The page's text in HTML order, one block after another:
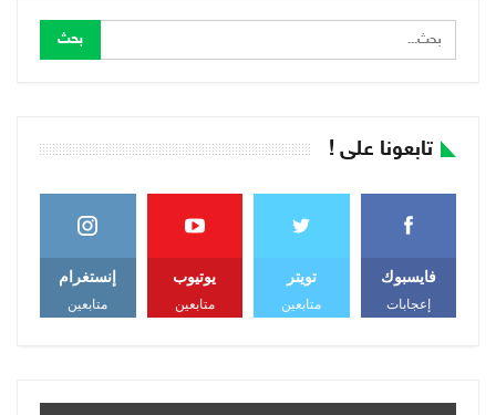
تابعونا على !
فايسبوك
إعجابات
تويتر
متابعين
يوتيوب
متابعين
إنستغرام
متابعين